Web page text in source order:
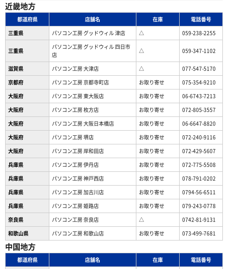
近畿地方
都道府県 店舗名 在庫
電話番号
三重県
パソコン工房 グッドウィル 津店 △ 059-238-2255
三重県
パソコン工房 グッドウィル 四日市
店
△ 059-347-1102
滋賀県 パソコン工房 大津店 △
077-547-5170
京都府
パソコン工房 京都寺町店 お取り寄せ
075-354-9210
大阪府
パソコン工房 東大阪店 お取り寄せ
06-6743-7213
大阪府
パソコン工房 枚方店 お取り寄せ
072-805-3557
大阪府
パソコン工房 大阪日本橋店 お取り寄せ
06-6647-8820
大阪府
パソコン工房 堺店 お取り寄せ
072-240-9116
大阪府
パソコン工房 岸和田店 お取り寄せ
072-429-5607
兵庫県
パソコン工房 伊丹店 お取り寄せ
072-775-5508
兵庫県
パソコン工房 神戸西店 お取り寄せ
078-791-0202
兵庫県
パソコン工房 加古川店 お取り寄せ
0794-56-6511
兵庫県
パソコン工房 姫路店 お取り寄せ
079-243-0778
奈良県
パソコン工房 奈良店 △
0742-81-9131
和歌山県
パソコン工房 和歌山店 お取り寄せ 073-499-7681
中国地方
都道府県 店舗名 在庫
電話番号